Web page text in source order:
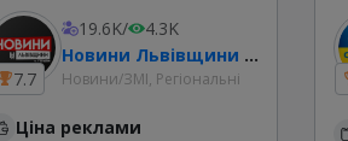
7.7
19.6K/
4.3K
Новини Львівщини та України
Новини/ЗМІ, Регіональні
Ціна реклами